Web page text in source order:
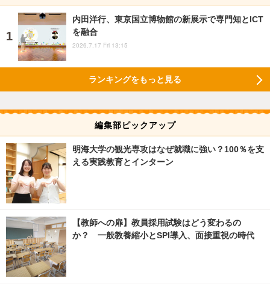
内田洋行、東京国立博物館の新展示で専門知とICT
を融合
2026.7.17 Fri 13:15
ランキングをもっと見る
編集部ピックアップ
明海大学の観光専攻はなぜ就職に強い？100％を支
える実践教育とインターン
【教師への扉】教員採用試験はどう変わるの
か？ 一般教養縮小とSPI導入、面接重視の時代